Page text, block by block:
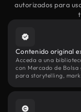
autorizados para
Contenido original
Acceda a una
con Mercado de
para storytelling,